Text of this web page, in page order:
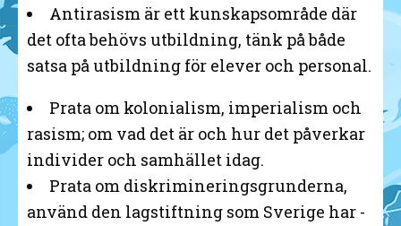
Antirasism är ett kunskapsområde där
det ofta behövs utbildning, tänk på både
satsa på utbildning för elever och personal.
Prata om kolonialism, imperialism och
rasism; om vad det är och hur det påverkar
individer och samhället idag.
Prata om diskrimineringsgrunderna,
använd den lagstiftning som Sverige har -